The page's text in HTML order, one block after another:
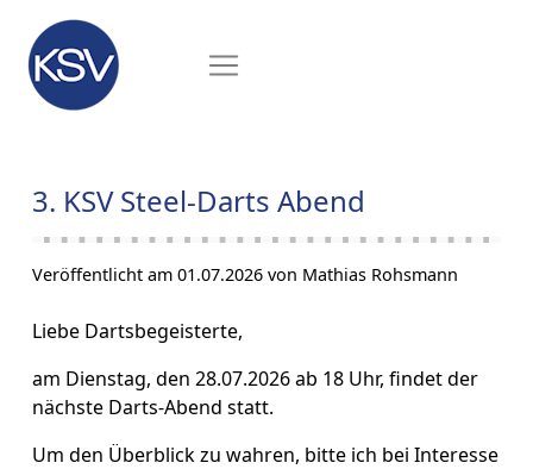
3. KSV Steel-Darts Abend
Veröffentlicht am 01.07.2026 von Mathias Rohsmann
Liebe Dartsbegeisterte,
am Dienstag, den 28.07.2026 ab 18 Uhr, findet der
nächste Darts-Abend statt.
Um den Überblick zu wahren, bitte ich bei Interesse